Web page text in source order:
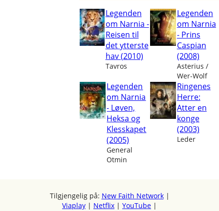
Legenden
om Narnia -
Reisen til
det ytterste
hav (2010)
Tavros
Legenden
om Narnia
- Prins
Caspian
(2008)
Asterius /
Wer-Wolf
Legenden
om Narnia
- Løven,
Heksa og
Klesskapet
(2005)
General
Otmin
Ringenes
Herre:
Atter en
konge
(2003)
Leder
Tilgjengelig på: New Faith Network|
Viaplay | Netflix | YouTube |